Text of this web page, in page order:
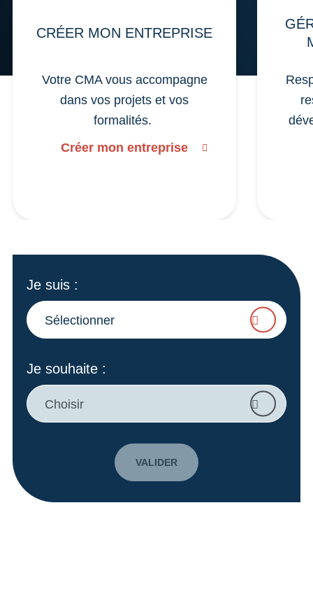
CRÉER MON ENTREPRISE
Votre CMA vous accompagne
dans vos projets et vos
formalités.
Créer mon entreprise
Je suis :
Sélectionner
Je souhaite :
Choisir
VALIDER